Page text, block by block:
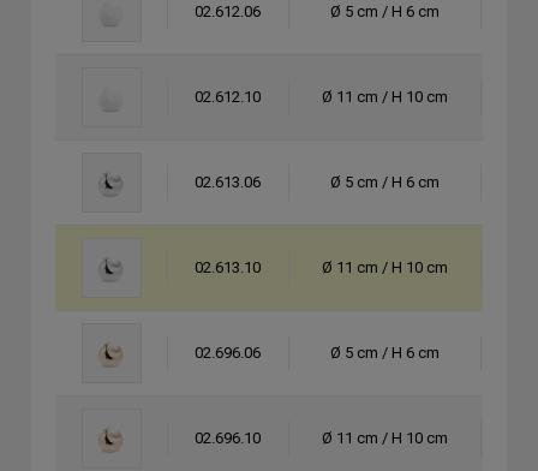
02.612.06 Ø 5 cm / H 6 cm
02.612.10 Ø 11 cm / H 10 cm
02.613.06 Ø 5 cm / H 6 cm
02.613.10 Ø 11 cm / H 10 cm
02.696.06 Ø 5 cm / H 6 cm
02.696.10 Ø 11 cm / H 10 cm